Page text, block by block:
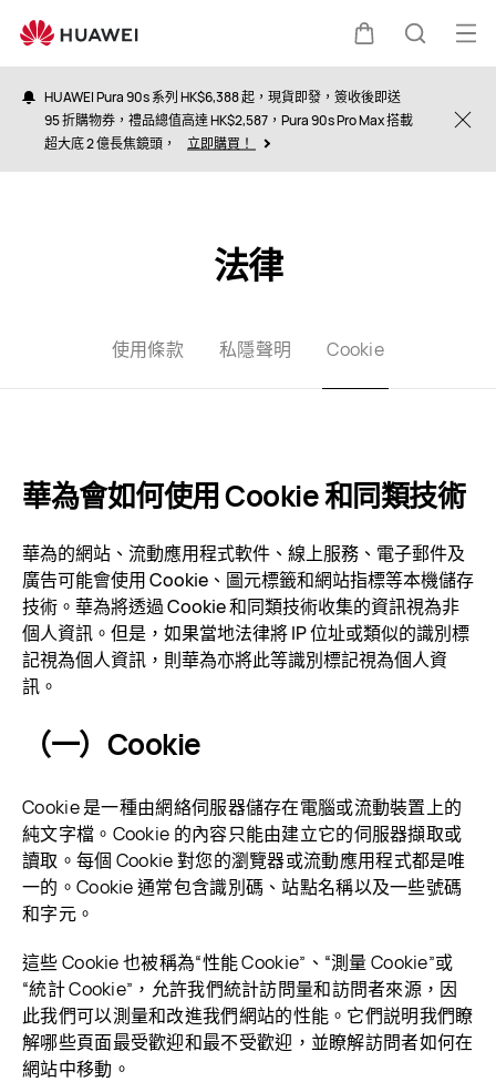
購
物
蒐
索
打
選
HUAWEI Pura 90s 系列 HK$6,388 起，現貨即發，簽收後即送
95 折購物券，禮品總值高達 HK$2,587，Pura 90s Pro Max 搭載
超大底 2 億長焦鏡頭，
立即購買！
法律
使用條款 私隱聲明 Cookie
華為會如何使用 Cookie 和同類技術
華為的網站、流動應用程式軟件、線上服務、電子郵件及
廣告可能會使用 Cookie、圖元標籤和網站指標等本機儲存
技術。華為將透過 Cookie 和同類技術收集的資訊視為非
個人資訊。但是，如果當地法律將 IP 位址或類似的識別標
記視為個人資訊，則華為亦將此等識別標記視為個人資
訊。
（一）Cookie
Cookie 是一種由網絡伺服器儲存在電腦或流動裝置上的
純文字檔。Cookie 的內容只能由建立它的伺服器擷取或
讀取。每個 Cookie 對您的瀏覽器或流動應用程式都是唯
一的。Cookie 通常包含識別碼、站點名稱以及一些號碼
和字元。
這些 Cookie 也被稱為“性能 Cookie”、“測量 Cookie”或
“統計 Cookie”，允許我們統計訪問量和訪問者來源，因
此我們可以測量和改進我們網站的性能。它們説明我們瞭
解哪些頁面最受歡迎和最不受歡迎，並瞭解訪問者如何在
網站中移動。